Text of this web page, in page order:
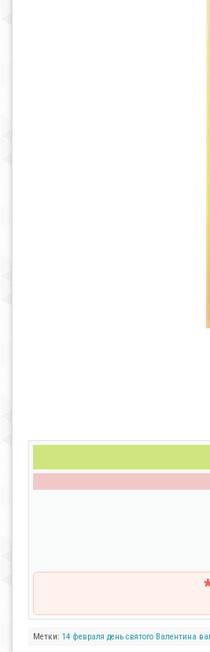
Метки: 14 февраля день святого Валентина